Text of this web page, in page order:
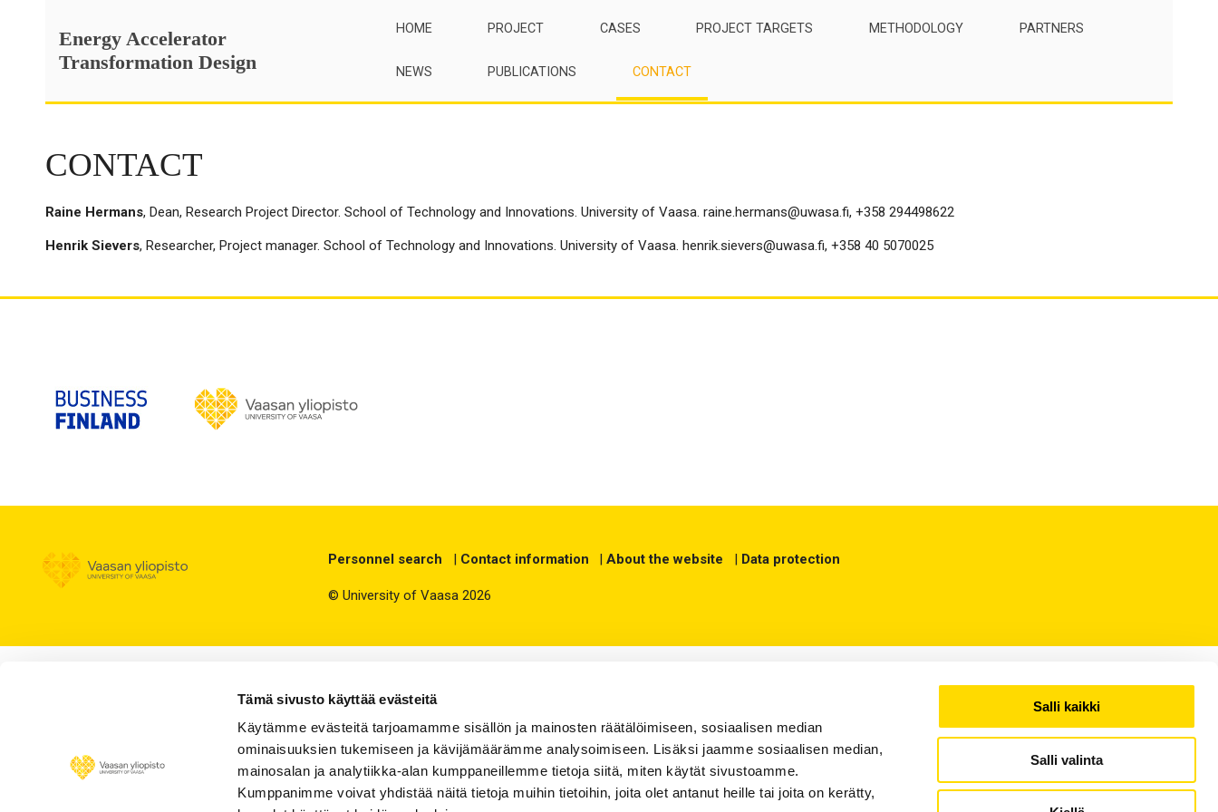
Tämä sivusto käyttää evästeitä
Käytämme evästeitä tarjoamamme sisällön ja mainosten räätälöimiseen, sosiaalisen median
ominaisuuksien tukemiseen ja kävijämäärämme analysoimiseen. Lisäksi jaamme sosiaalisen median,
mainosalan ja analytiikka-alan kumppaneillemme tietoja siitä, miten käytät sivustoamme.
Kumppanimme voivat yhdistää näitä tietoja muihin tietoihin, joita olet antanut heille tai joita on kerätty,
Salli kaikki
Salli valinta
Energy Accelerator
Transformation Design
HOME PROJECT CASES PROJECT TARGETS METHODOLOGY PARTNERS
NEWS PUBLICATIONS CONTACT
CONTACT
Raine Hermans, Dean, Research Project Director. School of Technology and Innovations. University of Vaasa. raine.hermans@uwasa.fi, +358 294498622
Henrik Sievers, Researcher, Project manager. School of Technology and Innovations. University of Vaasa. henrik.sievers@uwasa.fi, +358 40 5070025
Personnel search | Contact information |About the website | Data protection
© University of Vaasa 2026